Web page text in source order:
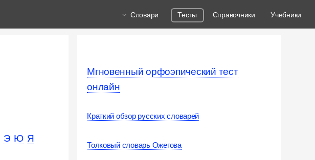
Словари Тесты Справочники Учебники
Э Ю Я
Мгновенный орфоэпический тест
онлайн
Краткий обзор русских словарей
Толковый словарь Ожегова